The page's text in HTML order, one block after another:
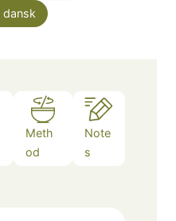
dansk
Meth
od
Note
s